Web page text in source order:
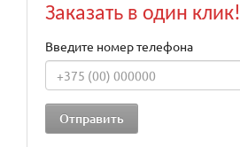
Заказать в один клик!
Введите номер телефона